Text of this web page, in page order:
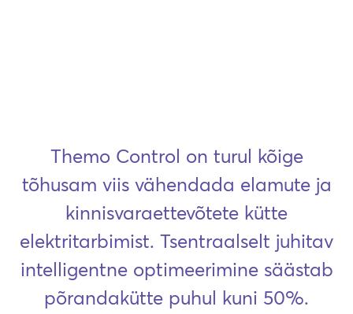
Themo Control on turul kõige
tõhusam viis vähendada elamute ja
kinnisvaraettevõtete kütte
elektritarbimist. Tsentraalselt juhitav
intelligentne optimeerimine säästab
põrandakütte puhul kuni 50%.